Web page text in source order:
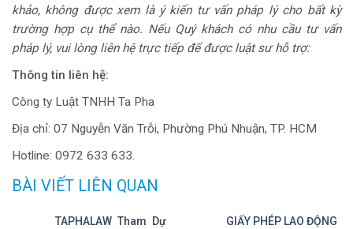
khảo, không được xem là ý kiến tư vấn pháp lý cho bất kỳ
trường hợp cụ thể nào. Nếu Quý khách có nhu cầu tư vấn
pháp lý, vui lòng liên hệ trực tiếp để được luật sư hỗ trợ:
Thông tin liên hệ:
Công ty Luật TNHH Ta Pha
Địa chỉ: 07 Nguyễn Văn Trỗi, Phường Phú Nhuận, TP. HCM
Hotline: 0972 633 633.
BÀI VIẾT LIÊN QUAN
TAPHALAW Tham Dự
GIẤY PHÉP LAO ĐỘNG